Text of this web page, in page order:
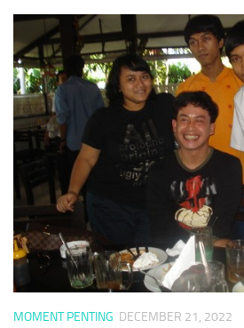
MOMENT PENTING DECEMBER 21, 2022